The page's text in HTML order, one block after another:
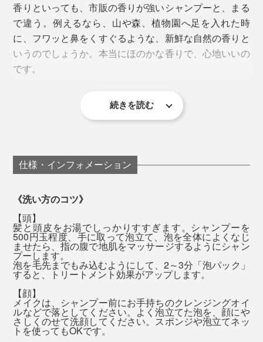
『MANGETSU（満月）』『SINGETSU（新月）』は、
違います。
香りの成分は、すべて天然のオイル。だから、自然に触
Label』の香りつきタイプと言えます。
『Jam Label』同様に、『MANGETSU（満月）』
『SINGETSU（新月）』も、このシャンプーを泡立てて
髪を洗ったら、そのままの泡で、顔も体も洗えるので
使い方はカンタン、まさに全身丸洗い。
香りといっても、市販の香りが強いシャンプーと、まる
で違う。例えるなら、山や森、植物園へ足を入れた時
に、フワッと鼻をくすぐるような、新鮮な自然の香りと
いうのでしょうか。本当にほのかな香りで、心地いいの
です。
『MANGETSU（満月）』はやや甘めの香り、
全身シャンプーは、豊かな泡で、頭からつま先までを包
むように洗って、一気に流すと、髪も肌もしっとり。そ
の頃には、もう香りは落ち着いて、ほとんど感じませ
ん。
流した後は、肌が滑るような、ぬめりが残りますが、大
丈夫。タオルで拭いた後は落ち着いて、「お風呂上がり
のしっとり感」が長く続くように感じます。
バスソルトは、袋を開けると、フワッと香りが広がっ
て、いい気持ち。
続きを読む
仕様・インフォメーション
《洗い方のコツ》
【頭】
髪と頭皮をお湯でしっかりすすぎます。シャンプーを
500円玉程度、手に取って泡立て、泡を全体によくなじ
ませたら、指の腹で地肌をマッサージするようにシャン
プーします。
泡を毛先までもみ込むようにして、2～3分「泡パック」
すると、トリートメント効果がアップします。
【顔】
メイクは、シャンプー前にお手持ちのクレンジングオイ
ルなどで落としてください。よく泡立てた泡を、顔にや
さしくのせて洗顔してください。スポンジや泡立てネッ
トを使ってもOKです。